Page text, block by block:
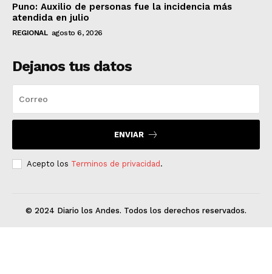
Puno: Auxilio de personas fue la incidencia más
atendida en julio
REGIONAL agosto 6, 2026
Dejanos tus datos
ENVIAR
Acepto los Terminos de privacidad.
© 2024 Diario los Andes. Todos los derechos reservados.